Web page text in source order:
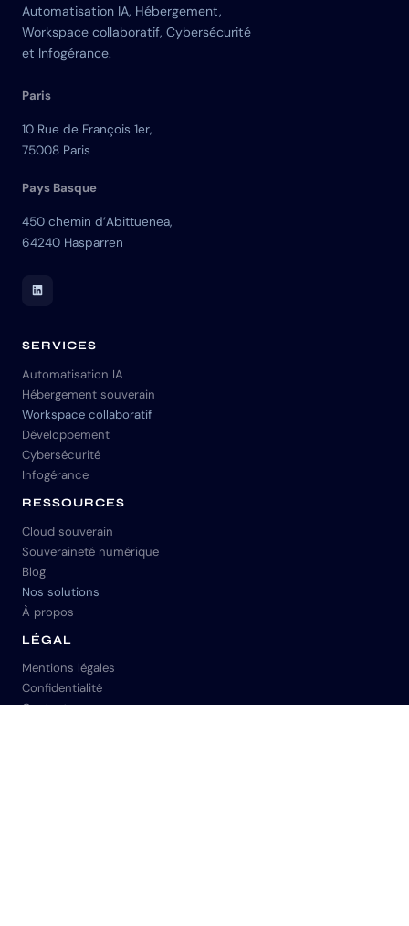
Automatisation IA, Hébergement,
Workspace collaboratif, Cybersécurité
et Infogérance.
Paris
10 Rue de François 1er,
75008 Paris
Pays Basque
450 chemin d’Abittuenea,
64240 Hasparren
LinkedIn Skuria
SERVICES
Automatisation IA
Hébergement souverain
Workspace collaboratif
Développement
Cybersécurité
Infogérance
RESSOURCES
Cloud souverain
Souveraineté numérique
Blog
Nos solutions
À propos
LÉGAL
Mentions légales
Confidentialité
Contacts